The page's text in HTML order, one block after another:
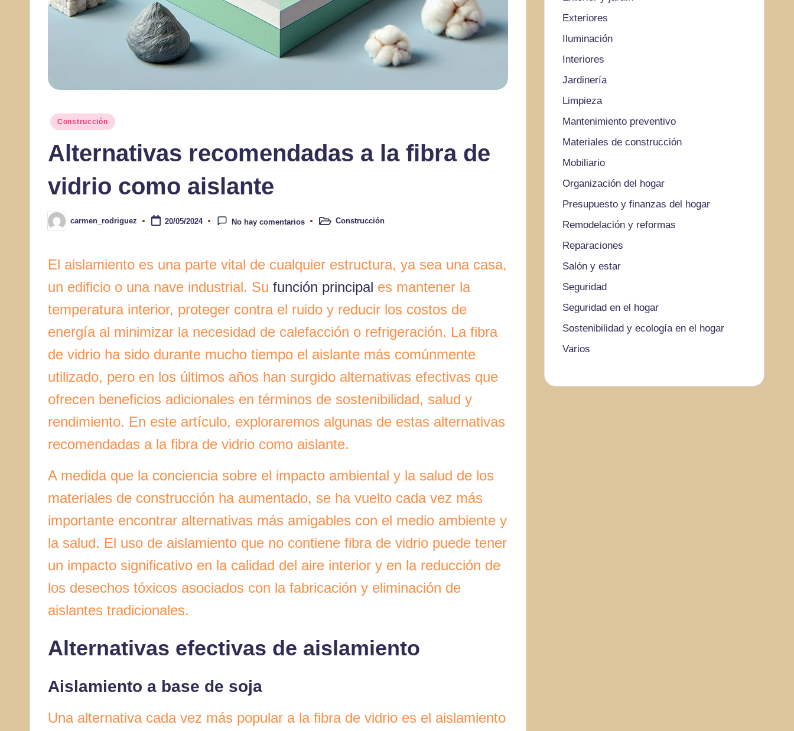
Publicado
Construcción
Alternativas recomendadas a la fibra de
vidrio como aislante
Publicado
por
carmen_rodriguez 20/05/2024 No hay comentarios
PublicadoConstrucción
El aislamiento es una parte vital de cualquier estructura, ya sea una casa,
un edificio o una nave industrial. Su función principal es mantener la
temperatura interior, proteger contra el ruido y reducir los costos de
energía al minimizar la necesidad de calefacción o refrigeración. La fibra
de vidrio ha sido durante mucho tiempo el aislante más comúnmente
utilizado, pero en los últimos años han surgido alternativas efectivas que
ofrecen beneficios adicionales en términos de sostenibilidad, salud y
rendimiento. En este artículo, exploraremos algunas de estas alternativas
recomendadas a la fibra de vidrio como aislante.
A medida que la conciencia sobre el impacto ambiental y la salud de los
materiales de construcción ha aumentado, se ha vuelto cada vez más
importante encontrar alternativas más amigables con el medio ambiente y
la salud. El uso de aislamiento que no contiene fibra de vidrio puede tener
un impacto significativo en la calidad del aire interior y en la reducción de
los desechos tóxicos asociados con la fabricación y eliminación de
aislantes tradicionales.
Alternativas efectivas de aislamiento
Aislamiento a base de soja
Una alternativa cada vez más popular a la fibra de vidrio es el aislamiento
Exteriores
Iluminación
Interiores
Jardinería
Limpieza
Mantenimiento preventivo
Materiales de construcción
Mobiliario
Organización del hogar
Presupuesto y finanzas del hogar
Remodelación y reformas
Reparaciones
Salón y estar
Seguridad
Seguridad en el hogar
Sostenibilidad y ecología en el hogar
Varios